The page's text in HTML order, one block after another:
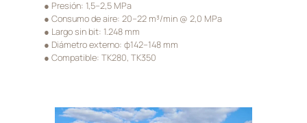
● Presión: 1,5–2,5 MPa
● Consumo de aire: 20–22 m³/min @ 2,0 MPa
● Largo sin bit: 1.248 mm
● Diámetro externo: φ142–148 mm
● Compatible: TK280, TK350